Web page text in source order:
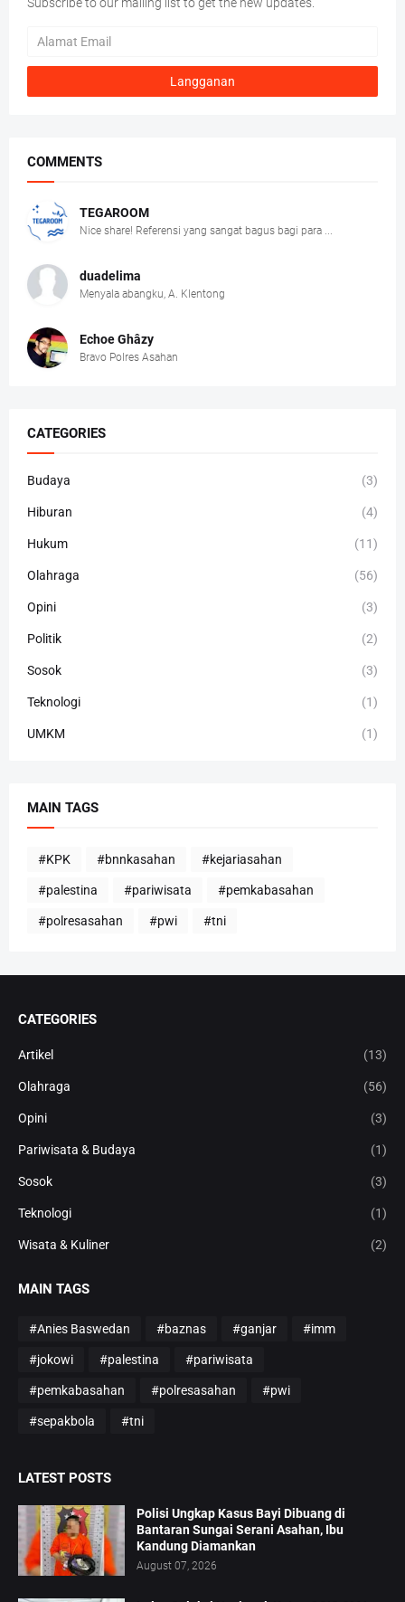
Subscribe to our mailing list to get the new updates.
COMMENTS
TEGAROOM
Nice share! Referensi yang sangat bagus bagi para ...
duadelima
Menyala abangku, A. Klentong
Echoe Ghâzy
Bravo Polres Asahan
CATEGORIES
Budaya (3)
Hiburan (4)
Hukum (11)
Olahraga (56)
Opini (3)
Politik (2)
Sosok (3)
Teknologi (1)
UMKM (1)
MAIN TAGS
#KPK #bnnkasahan #kejariasahan
#palestina #pariwisata #pemkabasahan
#polresasahan #pwi #tni
CATEGORIES
Artikel (13)
Olahraga (56)
Opini (3)
Pariwisata & Budaya (1)
Sosok (3)
Teknologi (1)
Wisata & Kuliner (2)
MAIN TAGS
#Anies Baswedan #baznas #ganjar #imm
#jokowi #palestina #pariwisata
#pemkabasahan #polresasahan #pwi
#sepakbola #tni
LATEST POSTS
Polisi Ungkap Kasus Bayi Dibuang di
Bantaran Sungai Serani Asahan, Ibu
Kandung Diamankan
August 07, 2026